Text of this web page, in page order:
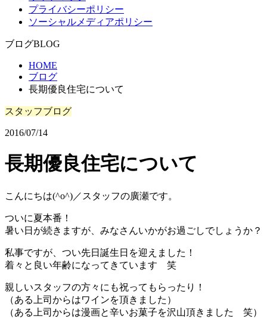
プライバシーポリシー
ソーシャルメディアポリシー
ブログBLOG
HOME
ブログ
長期優良住宅について
スタッフブログ
2016/07/14
長期優良住宅について
こんにちは(^o^)／スタッフの廣瀬です。
ついに夏本番！
暑い日が続きますが、みなさんいかがお過ごしでしょうか？
私事ですが、つい先日誕生日を迎えました！
着々と良い年齢になってきています 笑
親しいスタッフの方々にも祝ってもらったり！
（ある上司からはワインを頂きました）
（ある上司からは漫画と辛いお菓子を沢山頂きました 笑）